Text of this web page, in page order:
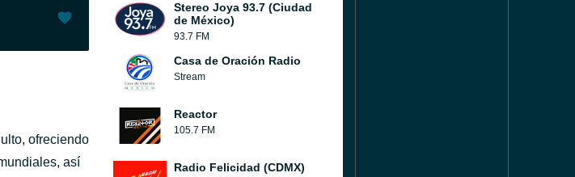
ofreciendo
así
Stereo Joya 93.7 (Ciudad
de México)
93.7 FM
Casa de Oración Radio
Stream
Reactor
105.7 FM
Radio Felicidad (CDMX)